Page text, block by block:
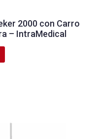
2000 con Carro
– IntraMedical